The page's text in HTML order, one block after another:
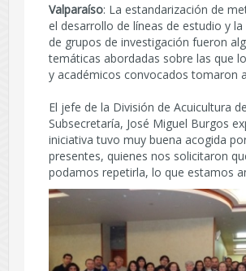
Valparaíso: La estandarización de
el desarrollo de líneas de estudio y
de grupos de investigación fueron
temáticas abordadas sobre las que
y académicos convocados tomaron
El jefe de la División de Acuicultura
Subsecretaría, José Miguel Burgos
iniciativa tuvo muy buena acogida
presentes, quienes nos solicitaron
podamos repetirla, lo que estamos